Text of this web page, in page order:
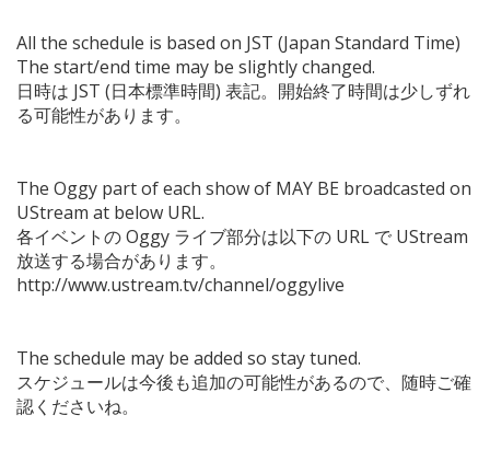
All the schedule is based on JST (Japan Standard Time)
The start/end time may be slightly changed.
日時は JST (日本標準時間) 表記。開始終了時間は少しずれ
る可能性があります。
The Oggy part of each show of MAY BE broadcasted on
UStream at below URL.
各イベントの Oggy ライブ部分は以下の URL で UStream
放送する場合があります。
http://www.ustream.tv/channel/oggylive
The schedule may be added so stay tuned.
スケジュールは今後も追加の可能性があるので、随時ご確
認くださいね。